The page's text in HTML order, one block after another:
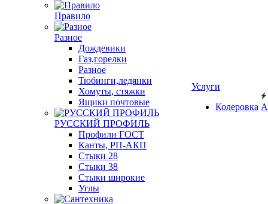
Правило
Разное
Дождевики
Газ,горелки
Разное
Тюбинги,ледянки
Хомуты, стяжки
Ящики почтовые
РУССКИЙ ПРОФИЛЬ
Профили ГОСТ
Канты, РП-АКП
Стыки 28
Стыки 38
Стыки широкие
Углы
Услуги
Колеровка